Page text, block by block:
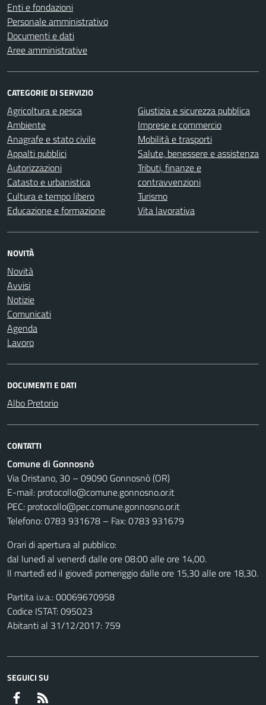
Enti e fondazioni
Personale amministrativo
Documenti e dati
Aree amministrative
CATEGORIE DI SERVIZIO
Agricoltura e pesca
Ambiente
Anagrafe e stato civile
Appalti pubblici
Autorizzazioni
Catasto e urbanistica
Cultura e tempo libero
Educazione e formazione
Giustizia e sicurezza pubblica
Imprese e commercio
Mobilità e trasporti
Salute, benessere e assistenza
Tributi, finanze e
contravvenzioni
Turismo
Vita lavorativa
NOVITÀ
Novità
Avvisi
Notizie
Comunicati
Agenda
Lavoro
DOCUMENTI E DATI
Albo Pretorio
CONTATTI
Comune di Gonnosnò
Via Oristano, 30 – 09090 Gonnosnò (OR)
E-mail: protocollo@comune.gonnosno.or.it
PEC: protocollo@pec.comune.gonnosno.or.it
Telefono: 0783 931678 – Fax: 0783 931679
Orari di apertura al pubblico:
dal lunedì al venerdì dalle ore 08:00 alle ore 14,00.
Il martedì ed il giovedì pomeriggio dalle ore 15,30 alle ore 18,30.
Partita i.v.a.: 00069670958
Codice ISTAT: 095023
Abitanti al 31/12/2017: 759
SEGUICI SU
Facebook